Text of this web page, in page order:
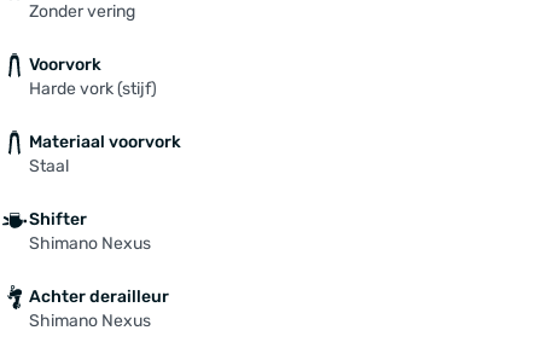
Zonder vering
Voorvork
Harde vork (stijf)
Materiaal voorvork
Staal
Shifter
Shimano Nexus
Achter derailleur
Shimano Nexus